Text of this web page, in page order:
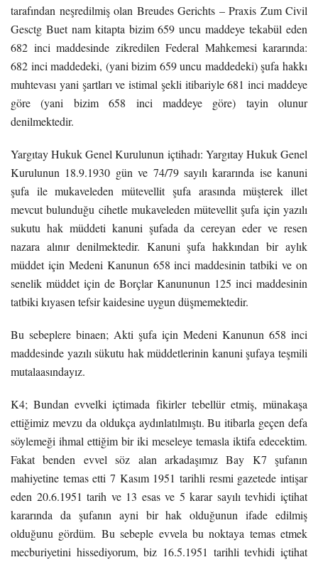
tarafından neşredilmiş olan Breudes Gerichts – Praxis Zum Civil
Gesctg Buet nam kitapta bizim 659 uncu maddeye tekabül eden
682 inci maddesinde zikredilen Federal Mahkemesi kararında:
682 inci maddedeki, (yani bizim 659 uncu maddedeki) şufa hakkı
muhtevası yani şartları ve istimal şekli itibariyle 681 inci maddeye
göre (yani bizim 658 inci maddeye göre) tayin olunur
denilmektedir.
Yargıtay Hukuk Genel Kurulunun içtihadı: Yargıtay Hukuk Genel
Kurulunun 18.9.1930 gün ve 74/79 sayılı kararında ise kanuni
şufa ile mukaveleden mütevellit şufa arasında müşterek illet
mevcut bulunduğu cihetle mukaveleden mütevellit şufa için yazılı
sukutu hak müddeti kanuni şufada da cereyan eder ve resen
nazara alınır denilmektedir. Kanuni şufa hakkından bir aylık
müddet için Medeni Kanunun 658 inci maddesinin tatbiki ve on
senelik müddet için de Borçlar Kanununun 125 inci maddesinin
tatbiki kıyasen tefsir kaidesine uygun düşmemektedir.
Bu sebeplere binaen; Akti şufa için Medeni Kanunun 658 inci
maddesinde yazılı sükutu hak müddetlerinin kanuni şufaya teşmili
mutalaasındayız.
K4; Bundan evvelki içtimada fikirler tebellür etmiş, münakaşa
ettiğimiz mevzu da oldukça aydınlatılmıştı. Bu itibarla geçen defa
söylemeği ihmal ettiğim bir iki meseleye temasla iktifa edecektim.
Fakat benden evvel söz alan arkadaşımız Bay K7 şufanın
mahiyetine temas etti 7 Kasım 1951 tarihli resmi gazetede intişar
eden 20.6.1951 tarih ve 13 esas ve 5 karar sayılı tevhidi içtihat
kararında da şufanın ayni bir hak olduğunun ifade edilmiş
olduğunu gördüm. Bu sebeple evvela bu noktaya temas etmek
mecburiyetini hissediyorum, biz 16.5.1951 tarihli tevhidi içtihat